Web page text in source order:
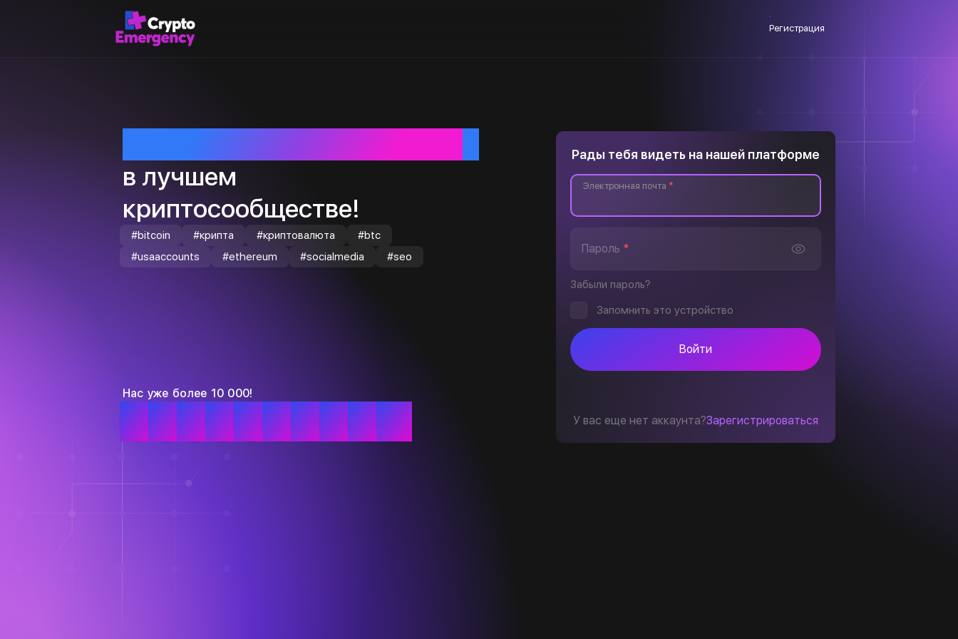
Регистрация
в лучшем
криптосообществе!
#bitcoin #крипта #криптовалюта
#btc
#usaaccounts
#ethereum #socialmedia #seo
Нас уже более 10 000!
Рады тебя видеть на нашей платформе
Электронная почта *
Пароль *
Забыли пароль?
Запомнить это устройство
Войти
У вас еще нет аккаунта?Зарегистрироваться